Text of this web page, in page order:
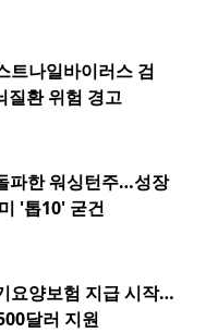
트나일바이러스 검
환 위험 경고
파한 워싱턴주…성장
'톱10' 굳건
요양보험 지급 시작…
달러 지원